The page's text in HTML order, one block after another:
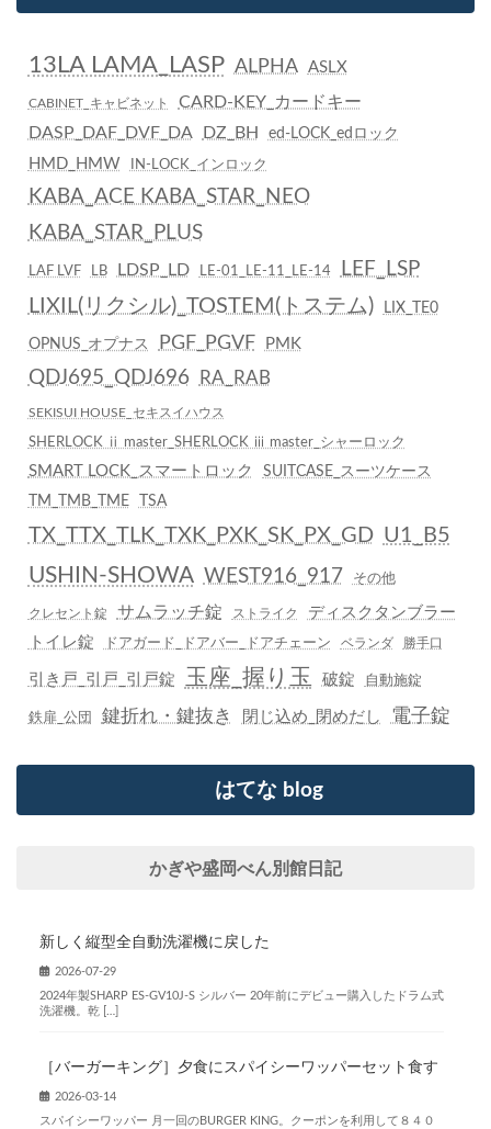
13LA LAMA_LASP ALPHA ASLX
CABINET_キャビネット
CARD-KEY_カードキー
DASP_DAF_DVF_DA
DZ_BH ed-LOCK_edロック
HMD_HMW IN-LOCK_インロック
KABA_ACE KABA_STAR_NEO
KABA_STAR_PLUS
LAF LVF LB LDSP_LD LE-01_LE-11_LE-14 LEF_LSP
LIXIL(リクシル)_TOSTEM(トステム) LIX_TE0
OPNUS_オプナス PGF_PGVF PMK
QDJ695_QDJ696 RA_RAB
SEKISUI HOUSE_セキスイハウス
SHERLOCK ⅱ master_SHERLOCK ⅲ master_シャーロック
SMART LOCK_スマートロック
SUITCASE_スーツケース
TM_TMB_TME
TSA
TX_TTX_TLK_TXK_PXK_SK_PX_GD U1_B5
USHIN-SHOWA WEST916_917 その他
クレセント錠 サムラッチ錠 ストライク
ディスクタンブラー
トイレ錠
ドアガード_ドアバー_ドアチェーン ベランダ 勝手口
引き戸_引戸_引戸錠 玉座_握り玉 破錠 自動施錠
鉄扉_公団 鍵折れ・鍵抜き 閉じ込め_閉めだし 電子錠
はてな blog
かぎや盛岡べん別館日記
新しく縦型全自動洗濯機に戻した
2026-07-29
2024年製SHARP ES-GV10J-S シルバー 20年前にデビュー購入したドラム式
洗濯機。乾 […]
［バーガーキング］夕食にスパイシーワッパーセット食す
2026-03-14
スパイシーワッパー 月一回のBURGER KING。クーポンを利用して８４０